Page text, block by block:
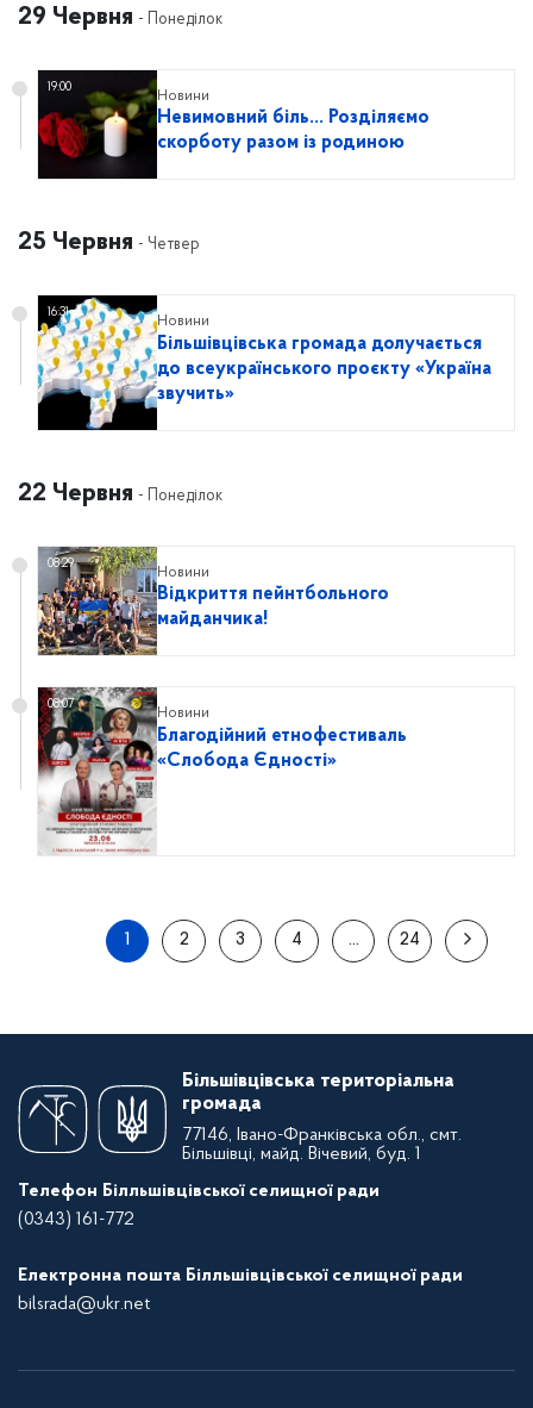
29 Червня - Понеділок
Новини
Невимовний біль… Розділяємо
скорботу разом із родиною
19:00
25 Червня - Четвер
Новини
Більшівцівська громада долучається
до всеукраїнського проєкту «Україна
звучить»
16:31
22 Червня - Понеділок
Новини
Відкриття пейнтбольного
майданчика!
08:29
Новини
Благодійний етнофестиваль
«Слобода Єдності»
08:07
1 2 3 4 … 24
Більшівцівська територіальна
громада
77146, Івано-Франківська обл., смт.
Більшівці, майд. Вічевий, буд. 1
Телефон Білльшівцівської селищної ради
(0343) 161-772
Електронна пошта Білльшівцівської селищної ради
bilsrada@ukr.net